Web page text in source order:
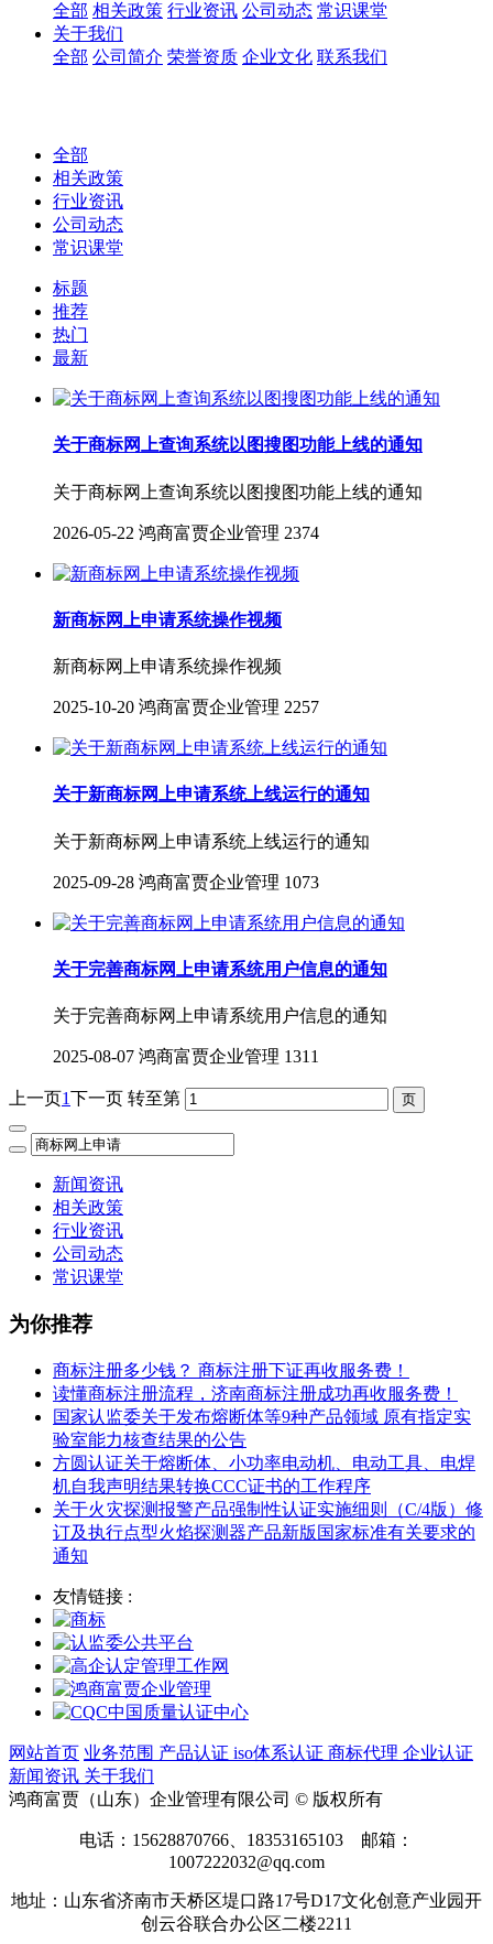
全部 相关政策 行业资讯 公司动态 常识课堂
关于我们
全部 公司简介 荣誉资质 企业文化 联系我们
全部
相关政策
行业资讯
公司动态
常识课堂
标题
推荐
热门
最新
关于商标网上查询系统以图搜图功能上线的通知
关于商标网上查询系统以图搜图功能上线的通知
2026-05-22 鸿商富贾企业管理 2374
新商标网上申请系统操作视频
新商标网上申请系统操作视频
2025-10-20 鸿商富贾企业管理 2257
关于新商标网上申请系统上线运行的通知
关于新商标网上申请系统上线运行的通知
2025-09-28 鸿商富贾企业管理 1073
关于完善商标网上申请系统用户信息的通知
关于完善商标网上申请系统用户信息的通知
2025-08-07 鸿商富贾企业管理 1311
上一页1下一页 转至第
新闻资讯
相关政策
行业资讯
公司动态
常识课堂
为你推荐
商标注册多少钱？ 商标注册下证再收服务费！
读懂商标注册流程，济南商标注册成功再收服务费！
国家认监委关于发布熔断体等9种产品领域 原有指定实
验室能力核查结果的公告
方圆认证关于熔断体、小功率电动机、电动工具、电焊
机自我声明结果转换CCC证书的工作程序
关于火灾探测报警产品强制性认证实施细则（C/4版）修
订及执行点型火焰探测器产品新版国家标准有关要求的
通知
友情链接 :
网站首页 业务范围 产品认证 iso体系认证 商标代理 企业认证
新闻资讯 关于我们
鸿商富贾（山东）企业管理有限公司 © 版权所有
电话：15628870766、18353165103 邮箱：
1007222032@qq.com
地址：山东省济南市天桥区堤口路17号D17文化创意产业园开
创云谷联合办公区二楼2211